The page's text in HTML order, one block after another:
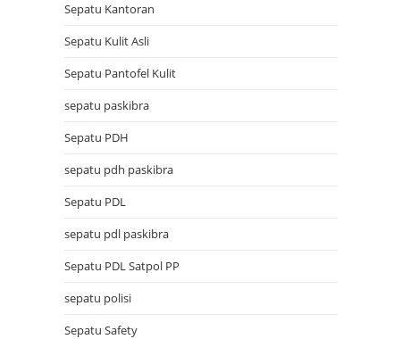
Sepatu Kantoran
Sepatu Kulit Asli
Sepatu Pantofel Kulit
sepatu paskibra
Sepatu PDH
sepatu pdh paskibra
Sepatu PDL
sepatu pdl paskibra
Sepatu PDL Satpol PP
sepatu polisi
Sepatu Safety